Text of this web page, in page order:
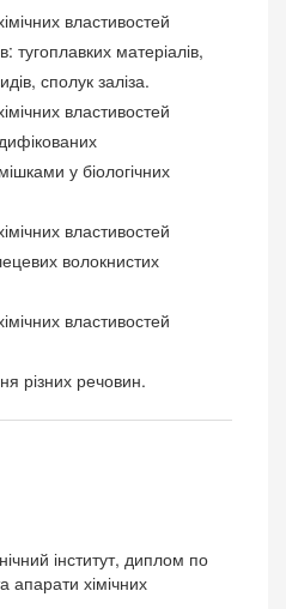
властивостей
тугоплавких матеріалів,
сполук заліза.
властивостей
у біологічних
властивостей
волокнистих
властивостей
різних речовин.
інститут, диплом по
апарати хімічних